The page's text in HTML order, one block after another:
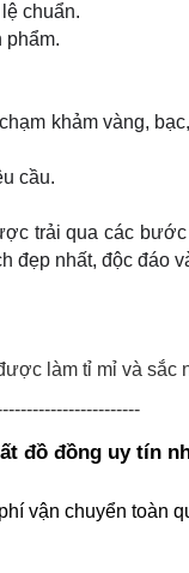
chuẩn.
phẩm.
khảm vàng,
cầu.
trải qua các
đẹp nhất, độc đáo
làm tỉ mỉ và sắc
đồ đồng uy tín
vận chuyển toàn